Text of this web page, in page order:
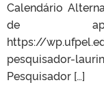
Calendário
de
https://
pesquisador-
Pesquisador […]